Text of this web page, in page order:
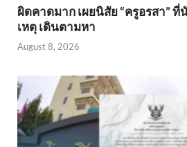
ผิดคาดมาก เผยนิสัย “ครูอรสา”
เหตุ เดินตามหา
August 8, 2026